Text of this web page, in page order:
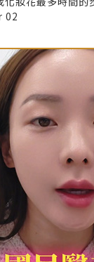
整個人氣色就差 人
02